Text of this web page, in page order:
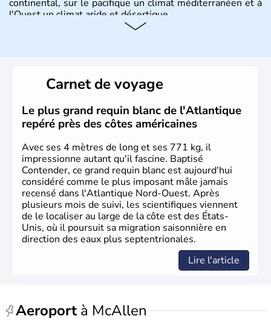
continental, sur le pacifique un climat méditerranéen et à
l'Ouest un climat aride et désertique.
Plusieurs populations se sont succédées avant l'arrivée
des européens, suite à la découverte du continent par
Christophe Colomb en 1492. Les 13 colonies
britanniques proclament la Déclaration d'indépendance
en 1776 et adoptent leur première constitution en 1787.
La conquête de l'Ouest marque ensuite l'entrée dans une
phase de développement intense.
Carnet de voyage
Le plus grand requin blanc de l'Atlantique
repéré près des côtes américaines
Avec ses 4 mètres de long et ses 771 kg, il
impressionne autant qu'il fascine. Baptisé
Contender, ce grand requin blanc est aujourd'hui
considéré comme le plus imposant mâle jamais
recensé dans l'Atlantique Nord-Ouest. Après
plusieurs mois de suivi, les scientifiques viennent
de le localiser au large de la côte est des États-
Unis, où il poursuit sa migration saisonnière en
direction des eaux plus septentrionales.
Lire l'article
Aeroportà McAllen